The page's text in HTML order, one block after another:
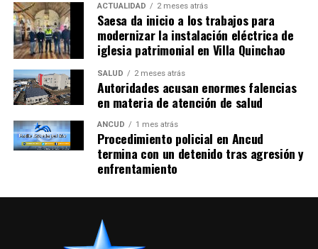
ACTUALIDAD 2 meses atrás
Saesa da inicio a los trabajos para
modernizar la instalación eléctrica de
iglesia patrimonial en Villa Quinchao
SALUD 2 meses atrás
Autoridades acusan enormes falencias
en materia de atención de salud
ANCUD 1 mes atrás
Procedimiento policial en Ancud
termina con un detenido tras agresión y
enfrentamiento